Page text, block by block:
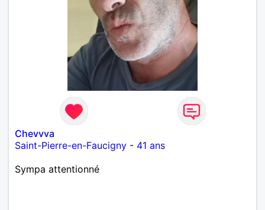
Chevvva
Saint-Pierre-en-Faucigny - 41 ans
Sympa attentionné